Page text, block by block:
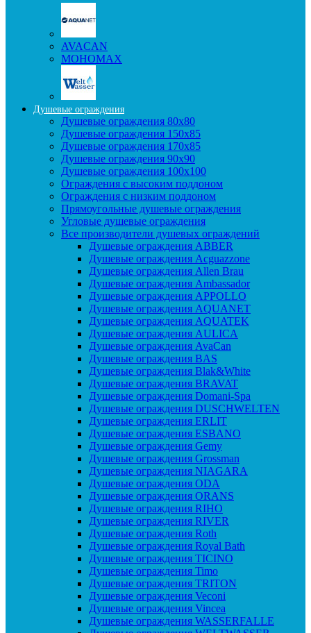
AVACAN
МОНОМАХ
Душевые ограждения
Душевые ограждения 80x80
Душевые ограждения 150x85
Душевые ограждения 170x85
Душевые ограждения 90x90
Душевые ограждения 100x100
Ограждения с высоким поддоном
Ограждения с низким поддоном
Прямоугольные душевые ограждения
Угловые душевые ограждения
Все производители душевых ограждений
Душевые ограждения ABBER
Душевые ограждения Acguazzone
Душевые ограждения Allen Brau
Душевые ограждения Ambassador
Душевые ограждения APPOLLO
Душевые ограждения AQUANET
Душевые ограждения AQUATEK
Душевые ограждения AULICA
Душевые ограждения AvaCan
Душевые ограждения BAS
Душевые ограждения Blak&White
Душевые ограждения BRAVAT
Душевые ограждения Domani-Spa
Душевые ограждения DUSCHWELTEN
Душевые ограждения ERLIT
Душевые ограждения ESBANO
Душевые ограждения Gemy
Душевые ограждения Grossman
Душевые ограждения NIAGARA
Душевые ограждения ODA
Душевые ограждения ORANS
Душевые ограждения RIHO
Душевые ограждения RIVER
Душевые ограждения Roth
Душевые ограждения Royal Bath
Душевые ограждения TICINO
Душевые ограждения Timo
Душевые ограждения TRITON
Душевые ограждения Veconi
Душевые ограждения Vincea
Душевые ограждения WASSERFALLE